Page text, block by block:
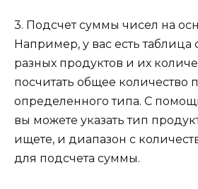
3. Подсчет суммы чисел на
Например, у вас есть
разных продуктов и их
посчитать общее количество
определенного типа. С
вы можете указать тип
ищете, и диапазон с
для подсчета суммы.